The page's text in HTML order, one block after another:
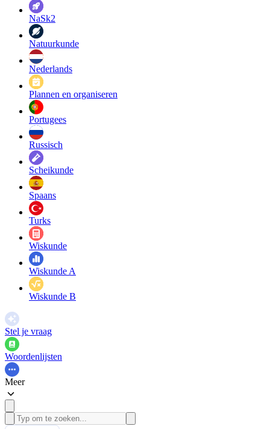
NaSk2
Natuurkunde
Nederlands
Plannen en organiseren
Portugees
Russisch
Scheikunde
Spaans
Turks
Wiskunde
Wiskunde A
Wiskunde B
Stel je vraag
Woordenlijsten
Meer